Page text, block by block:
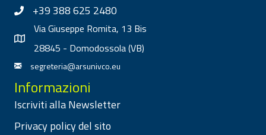
+39 388 625 2480
Via Giuseppe Romita, 13 Bis
28845 - Domodossola (VB)
segreteria@arsunivco.eu
Informazioni
Iscriviti alla Newsletter
Privacy policy del sito